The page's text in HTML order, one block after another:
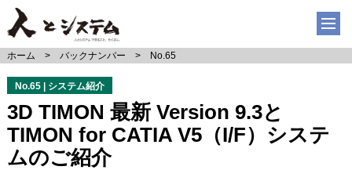
ホーム バックナンバー No.65
No.65 | システム紹介
3D TIMON 最新 Version 9.3と
TIMON for CATIA V5（I/F）システ
ムのご紹介